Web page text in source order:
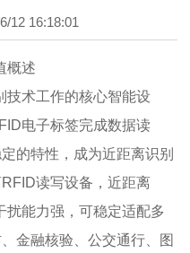
12 16:18:01
概述
技术工作的核心智能设
电子标签完成数据读
的特性，成为近距离识别
读写设备，近距离
扰能力强，可稳定适配多
金融核验、公交通行、图